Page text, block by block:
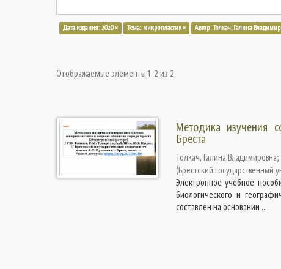
Дата издания: 2020 × Тема: микропластик × Автор: Толкач, Галина
Отображаемые элементы 1-2 из 2
Методика изучения
Бреста
Толкач, Галина Владимировна;
(Брестский государственный
Электронное учебное
биологического и
составлен на основании ...